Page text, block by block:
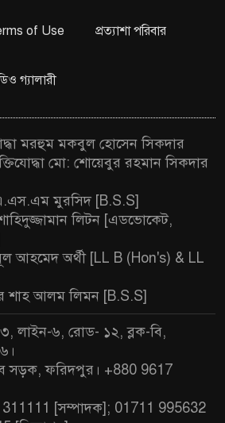
of Use প্রত্যাশা পরিবার
গ্যালারী
মরহুম মকবুল হোসেন সিকদার
মো: শোয়েবুর রহমান সিকদার
মুরসিদ [B.S.S]
লিটন [এডভোকেট,
আহমেদ অর্থী [LL B (Hon's) & LL
শাহ আলম লিমন [B.S.S]
লাইন-৬, রোড- ১২, ব্লক-বি,
সড়ক, ফরিদপুর। +880 9617
[সম্পাদক]; 01711 995632